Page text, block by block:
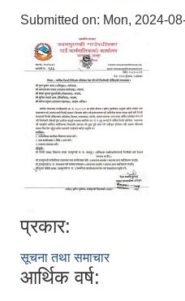
Submitted on: Mon, 2024-
प्रकार:
सूचना तथा समाचार
आर्थिक वर्ष: